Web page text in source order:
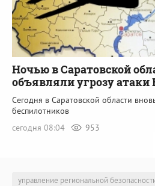
Ночью в Саратовской
объявляли угрозу
Сегодня в Саратовской области
беспилотников
сегодня 08:04
953
управление региональной